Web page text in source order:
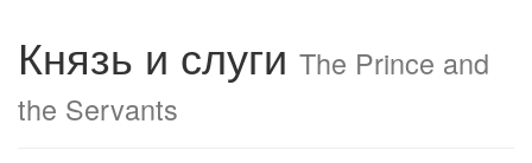
Князь и слуги The Prince and
the Servants